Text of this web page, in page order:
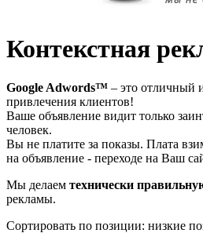
Контекстная
Google Adwords™ – это отличный
привлечения клиентов!
Ваше объявление видит только
человек.
Вы не платите за показы. Плата
на объявление - переходе на Ваш
Мы делаем технически
рекламы.
Сортировать по позиции: низкие